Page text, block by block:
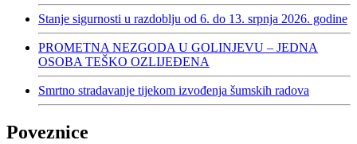
Stanje sigurnosti u razdoblju od 6. do 13. srpnja 2026. godine
PROMETNA NEZGODA U GOLINJEVU – JEDNA
OSOBA TEŠKO OZLIJEĐENA
Smrtno stradavanje tijekom izvođenja šumskih radova
Poveznice